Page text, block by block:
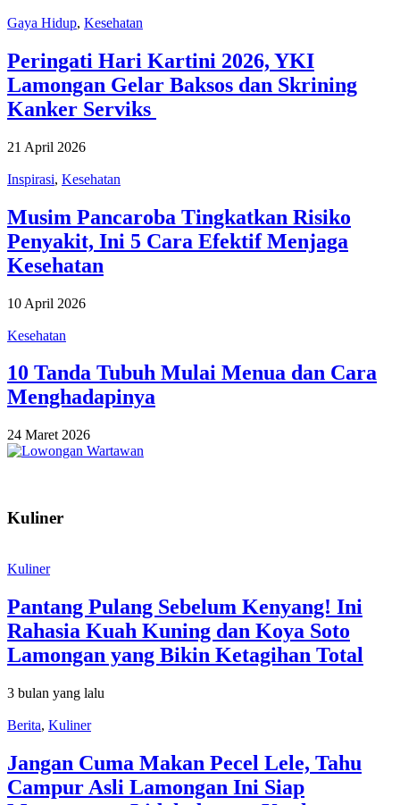
Gaya Hidup, Kesehatan
Peringati Hari Kartini 2026, YKI
Lamongan Gelar Baksos dan Skrining
Kanker Serviks
21 April 2026
Inspirasi, Kesehatan
Musim Pancaroba Tingkatkan Risiko
Penyakit, Ini 5 Cara Efektif Menjaga
Kesehatan
10 April 2026
Kesehatan
10 Tanda Tubuh Mulai Menua dan Cara
Menghadapinya
24 Maret 2026
Kuliner
Kuliner
Pantang Pulang Sebelum Kenyang! Ini
Rahasia Kuah Kuning dan Koya Soto
Lamongan yang Bikin Ketagihan Total
3 bulan yang lalu
Berita, Kuliner
Jangan Cuma Makan Pecel Lele, Tahu
Campur Asli Lamongan Ini Siap